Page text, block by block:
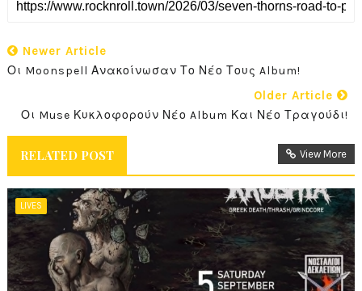
Newer Article
Οι Moonspell Ανακοίνωσαν Το Νέο Τους Album!
Older Article
Οι Muse Κυκλοφορούν Νέο Album Και Νέο Τραγούδι!
RELATED POST View More
LIVES